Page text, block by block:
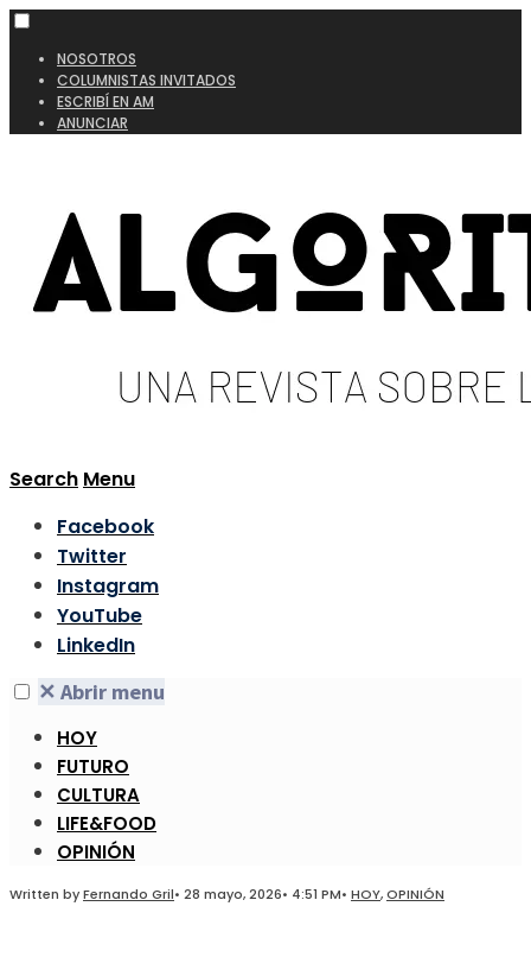
NOSOTROS
COLUMNISTAS INVITADOS
ESCRIBÍ EN AM
ANUNCIAR
Search Menu
Facebook
Twitter
Instagram
YouTube
LinkedIn
✕ Abrir menu
HOY
FUTURO
CULTURA
LIFE&FOOD
OPINIÓN
Written byFernando Gril• 28 mayo, 2026• 4:51 PM• HOY,OPINIÓN